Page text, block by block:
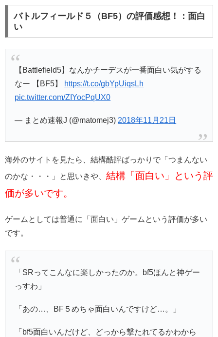
バトルフィールド５（BF5）の評価感想！：面白
い
【Battlefield5】なんかチーデスが一番面白い気がする
なー 【BF5】
https://t.co/gbYpUiqsLh
pic.twitter.com/ZIYocPqUX0
— まとめ速報J (@matomej3) 2018年11月21日
海外のサイトを見たら、結構酷評ばっかりで「つまんない
のかな・・・」と思いきや、 結構「面白い」という評
価が多いです。
ゲームとしては普通に「面白い」ゲームという評価が多い
です。
「SRってこんなに楽しかったのか。bf5ほんと神ゲー
っすわ」
「あの…、BF５めちゃ面白いんですけど…。」
「bf5面白いんだけど、どっから撃たれてるかわから